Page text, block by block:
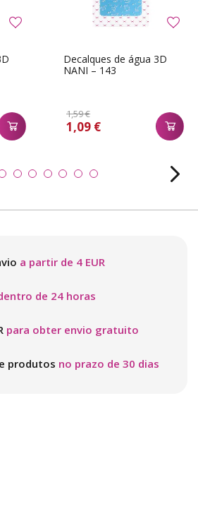
Decalques de água 3D
NANI – 143
1,59 €
1,09 €
a partir de 4 EUR
de 24 horas
para obter envio gratuito
produtos no prazo de 30 dias